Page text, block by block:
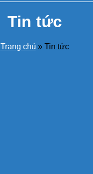
Tin tức
Trang chủ » Tin tức